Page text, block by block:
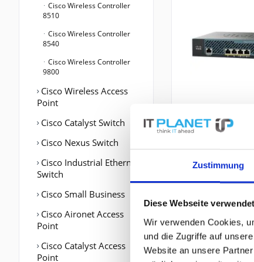
Zustimmung
Diese Webseite
Wir verwenden Cookies,
und die Zugriffe auf
Website an unsere
Cisco Wireless Controller
8510
Cisco Wireless Controller
8540
Cisco Wireless Controller
9800
Cisco Wireless Access
Point
Cisco Catalyst Switch
Cisco Nexus Switch
Cisco Industrial Ethernet
Switch
Cisco Small Business
Cisco Aironet Access
Point
Cisco Catalyst Access
Point